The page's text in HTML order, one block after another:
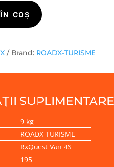
COȘ
Brand: ROADX-TURISME
SUPLIMENTARE
9 kg
ROADX-TURISME
RxQuest Van 4S
195